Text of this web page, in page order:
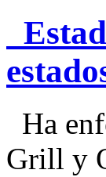
Ha
Grill y